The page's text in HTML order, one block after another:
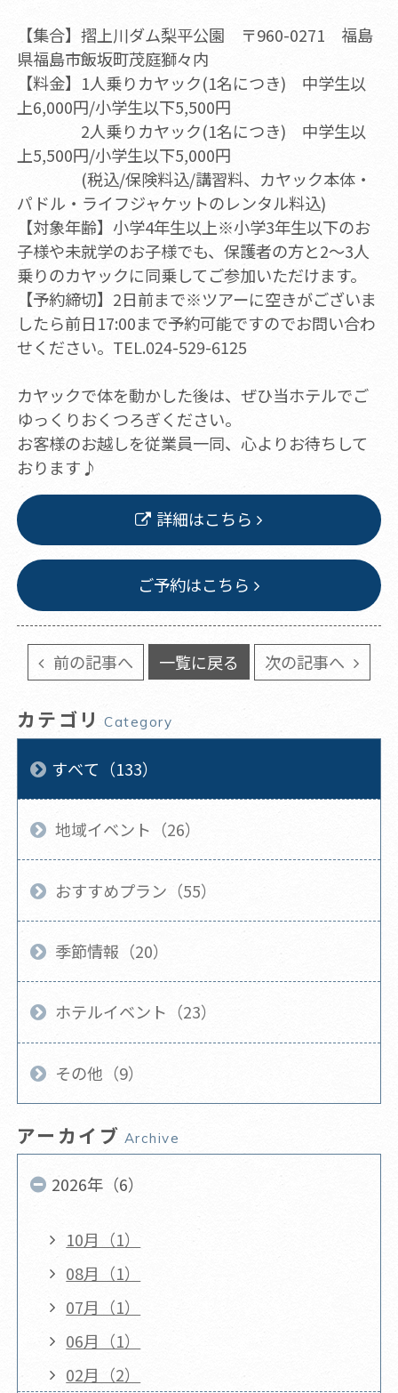
【集合】摺上川ダム梨平公園 〒960-0271 福島
県福島市飯坂町茂庭獅々内
【料金】1人乗りカヤック(1名につき) 中学生以
上6,000円/小学生以下5,500円
2人乗りカヤック(1名につき) 中学生以
上5,500円/小学生以下5,000円
(税込/保険料込/講習料、カヤック本体・
パドル・ライフジャケットのレンタル料込)
【対象年齢】小学4年生以上※小学3年生以下のお
子様や未就学のお子様でも、保護者の方と2～3人
乗りのカヤックに同乗してご参加いただけます。
【予約締切】2日前まで※ツアーに空きがございま
したら前日17:00まで予約可能ですのでお問い合わ
せください。TEL.024-529-6125
カヤックで体を動かした後は、ぜひ当ホテルでご
ゆっくりおくつろぎください。
お客様のお越しを従業員一同、心よりお待ちして
おります♪
詳細はこちら
ご予約はこちら
前の記事へ 一覧に戻る 次の記事へ
カテゴリ Category
すべて（133）
地域イベント（26）
おすすめプラン（55）
季節情報（20）
ホテルイベント（23）
その他（9）
アーカイブ Archive
2026年（6）
10月（1）
08月（1）
07月（1）
06月（1）
02月（2）